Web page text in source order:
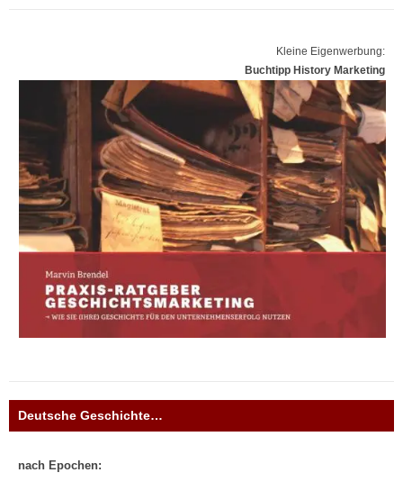
Kleine Eigenwerbung:
Buchtipp History Marketing
Deutsche Geschichte…
nach Epochen: